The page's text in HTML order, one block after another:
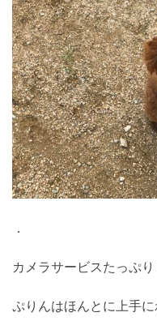
．
カメラサービスたっぷり
ぷりんはほんとに上手